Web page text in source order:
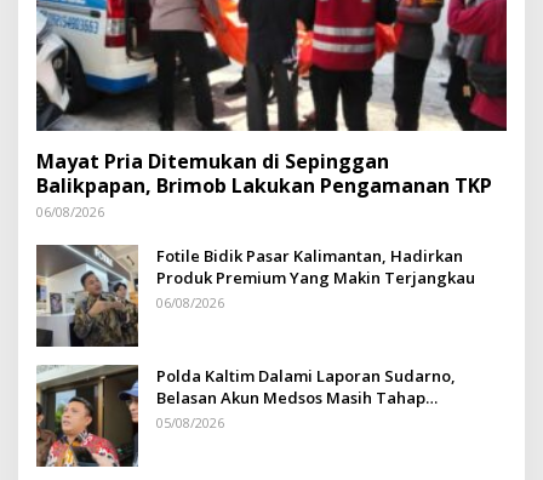
Mayat Pria Ditemukan di Sepinggan
Balikpapan, Brimob Lakukan Pengamanan TKP
06/08/2026
Fotile Bidik Pasar Kalimantan, Hadirkan
Produk Premium Yang Makin Terjangkau
06/08/2026
Polda Kaltim Dalami Laporan Sudarno,
Belasan Akun Medsos Masih Tahap
Penyelidikan
05/08/2026